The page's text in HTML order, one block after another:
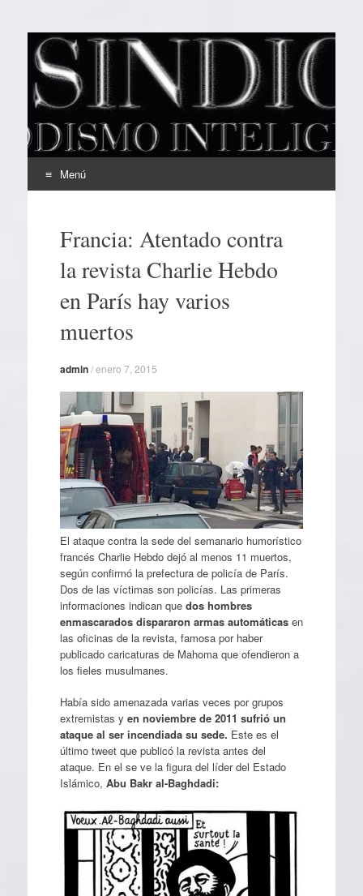
EL SINDICAL
Periodismo Inteligente
Menú
contenidoFrancia: Atentado contra
la revista Charlie Hebdo
en París hay varios
muertos
admin/enero 7, 2015
El ataque contra la sede del semanario humorístico
francés Charlie Hebdo dejó al menos 11 muertos,
según confirmó la prefectura de policía de París.
Dos de las víctimas son policías. Las primeras
informaciones indican que dos hombres
enmascarados dispararon armas automáticas en
las oficinas de la revista, famosa por haber
publicado caricaturas de Mahoma que ofendieron a
los fieles musulmanes.
Había sido amenazada varias veces por grupos
extremistas y en noviembre de 2011 sufrió un
ataque al ser incendiada su sede. Este es el
último tweet que publicó la revista antes del
ataque. En el se ve la figura del líder del Estado
Islámico, Abu Bakr al-Baghdadi: